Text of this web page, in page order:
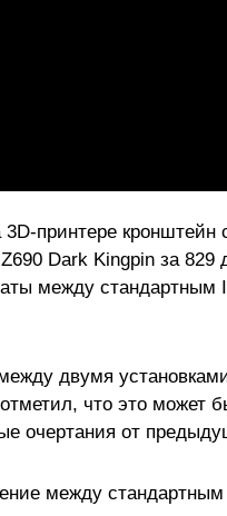
принтере кронштейн
Dark Kingpin за 829
между
двумя
что это может
очертания от
между стандартным